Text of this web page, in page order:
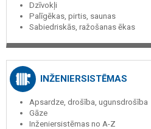
Dzīvokļi
Palīgēkas, pirtis, saunas
Sabiedriskās, ražošanas ēkas
INŽENIERSISTĒMAS
Apsardze, drošība, ugunsdrošība
Gāze
Inženiersistēmas no A-Z